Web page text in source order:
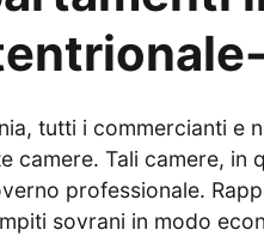
tutti i commercianti e
camere. Tali camere,
professionale.
sovrani in modo